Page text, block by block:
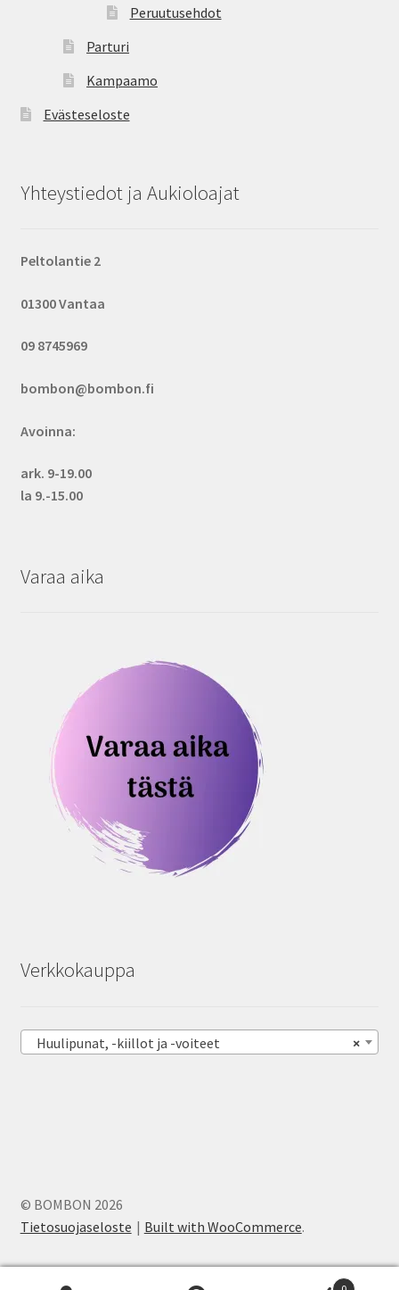
Peruutusehdot
Parturi
Kampaamo
Evästeseloste
Yhteystiedot ja Aukioloajat
Peltolantie 2
01300 Vantaa
09 8745969
bombon@bombon.fi
Avoinna:
ark. 9-19.00
la 9.-15.00
Varaa aika
Verkkokauppa
×
Huulipunat, -kiillot ja -voiteet
© BOMBON 2026
Tietosuojaseloste
Built with WooCommerce.